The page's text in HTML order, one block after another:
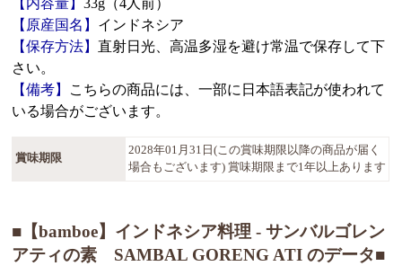
【内容量】33g（4人前）
【原産国名】 インドネシア
【保存方法】直射日光、高温多湿を避け常温で保存して下
さい。
【備考】 こちらの商品には、一部に日本語表記が使われて
いる場合がございます。
賞味期限
2028年01月31日(この賞味期限以降の商品が届く
場合もございます) 賞味期限まで1年以上あります
■【bamboe】インドネシア料理 - サンバルゴレン
アティの素 SAMBAL GORENG ATI のデータ■